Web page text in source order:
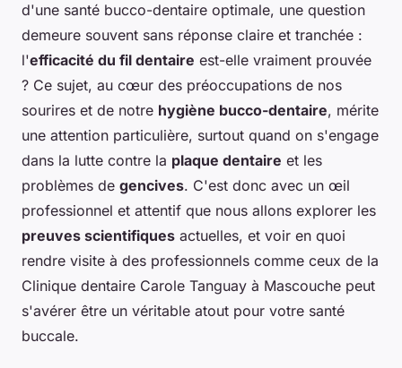
d'une santé bucco-dentaire optimale, une question
demeure souvent sans réponse claire et tranchée :
l'efficacité du fil dentaire est-elle vraiment prouvée
? Ce sujet, au cœur des préoccupations de nos
sourires et de notre hygiène bucco-dentaire, mérite
une attention particulière, surtout quand on s'engage
dans la lutte contre la plaque dentaire et les
problèmes de gencives. C'est donc avec un œil
professionnel et attentif que nous allons explorer les
preuves scientifiques actuelles, et voir en quoi
rendre visite à des professionnels comme ceux de la
Clinique dentaire Carole Tanguay à Mascouche peut
s'avérer être un véritable atout pour votre santé
buccale.